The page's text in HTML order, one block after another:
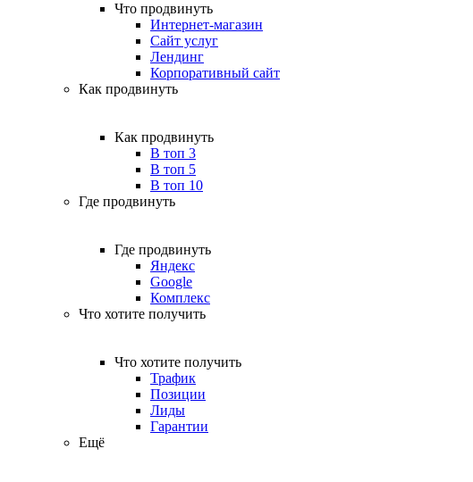
Что продвинуть
Интернет-магазин
Сайт услуг
Лендинг
Корпоративный сайт
Как продвинуть
Как продвинуть
В топ 3
В топ 5
В топ 10
Где продвинуть
Где продвинуть
Яндекс
Google
Комплекс
Что хотите получить
Что хотите получить
Трафик
Позиции
Лиды
Гарантии
Ещё